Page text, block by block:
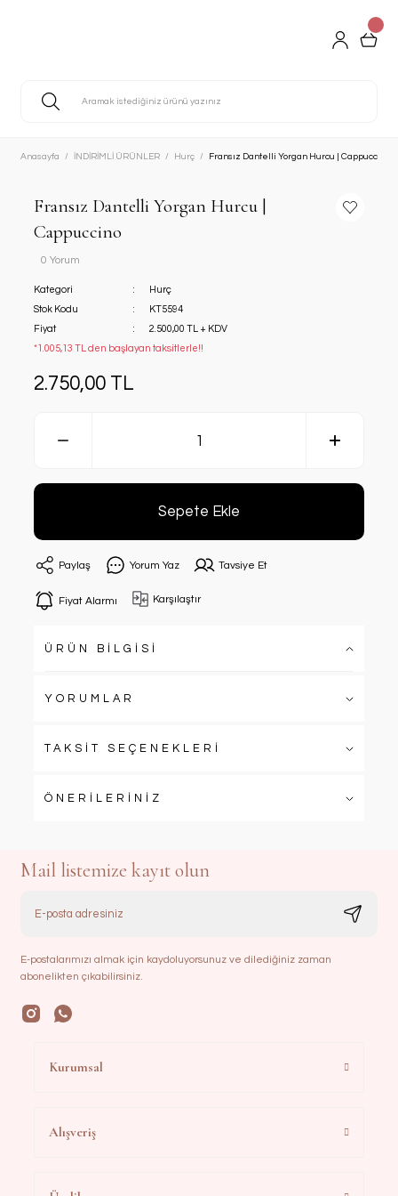
Anasayfa İNDİRİMLİ ÜRÜNLER Hurç Fransız Dantelli Yorgan Hurcu | Cappuccino
Fransız Dantelli Yorgan Hurcu |
Cappuccino
0 Yorum
Kategori
Hurç
Stok Kodu
KT5594
Fiyat
2.500,00 TL + KDV
*1.005,13 TL den başlayan taksitlerle!!
2.750,00 TL
Sepete Ekle
Paylaş Yorum Yaz Tavsiye Et
Fiyat Alarmı Karşılaştır
ÜRÜN BİLGİSİ
YORUMLAR
TAKSİT SEÇENEKLERİ
ÖNERİLERİNİZ
Mail listemize kayıt olun
E-postalarımızı almak için kaydoluyorsunuz ve dilediğiniz zaman
abonelikten çıkabilirsiniz.
Kurumsal
Alışveriş